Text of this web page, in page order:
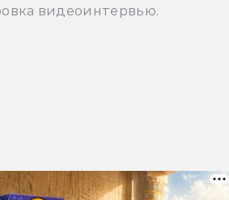
видеоинтервью.